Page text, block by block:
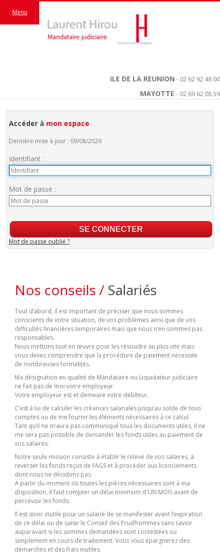
ILE DE LA REUNION - 02 62 92 48 00
MAYOTTE - 02 69 62 08 59
Menu
Accéder à mon espace
Dernière mise à jour : 09/08/2026
Identifiant :
Mot de passe :
Mot de passe oublié ?
Nos conseils / Salariés
Tout d’abord, il est important de préciser que nous sommes
conscients de votre situation, de vos problèmes ainsi que de vos
difficultés financières temporaires mais que nous n’en sommes pas
responsables.
Nous mettons tout en œuvre pour les résoudre au plus vite mais
vous devez comprendre que la procédure de paiement nécessite
de nombreuses formalités.
Ma désignation en qualité de Mandataire ou Liquidateur judiciaire
ne fait pas de moi votre employeur.
Votre employeur est et demeure votre débiteur.
C’est à lui de calculer les créances salariales jusqu’au solde de tous
comptes ou de me fournir les éléments nécessaires à ce calcul.
Tant qu’il ne m’aura pas communiqué tous les documents utiles, il ne
me sera pas possible de demander les fonds utiles au paiement de
vos salaires.
Notre seule mission consiste à établir le relevé de vos salaires, à
reverser les fonds reçus de l’AGS et à procéder aux licenciements
dont nous ne décidons pas.
A partir du moment où toutes les pièces nécessaires sont à ma
disposition, il faut compter un délai minimum d'UN MOIS avant de
percevoir les fonds.
Il est donc inutile pour un salarié de se manifester avant l’expiration
de ce délai ou de saisir le Conseil des Prud’hommes sans savoir
auparavant si les sommes demandées sont contestées ou
simplement en cours de traitement. Vous vous épargnerez des
démarches et des frais inutiles.